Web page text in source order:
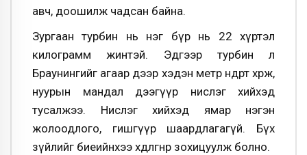
авч, доошилж чадсан байна.
Зургаан турбин нь нэг бүр нь 22 хүртэл
килограмм жинтэй. Эдгээр турбин л
Браунингийг агаар дээр хэдэн метр өндөрт хөөрж,
нуурын мандал дээгүүр нислэг хийхэд
тусалжээ. Нислэг хийхэд ямар нэгэн
жолоодлого, гишгүүр шаардлагагүй. Бүх
зүйлийг биеийнхээ хөдөлгөөнөөр зохицуулж болно.